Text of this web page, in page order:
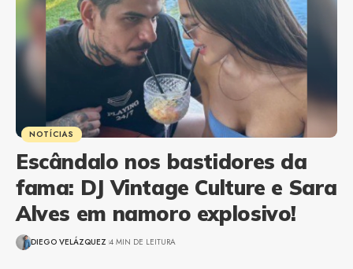
NOTÍCIAS
Escândalo nos bastidores da
fama: DJ Vintage Culture e Sara
Alves em namoro explosivo!
DIEGO VELÁZQUEZ 4 MIN DE LEITURA